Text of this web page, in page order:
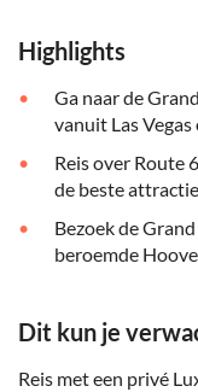
Highlights
Ga naar de
vanuit Las
Reis over Route
de beste
Bezoek de
beroemde
Dit kun je
Reis met een privé